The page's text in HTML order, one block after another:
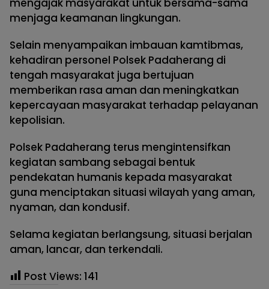
mengajak masyarakat untuk bersama-sama
menjaga keamanan lingkungan.
Selain menyampaikan imbauan kamtibmas,
kehadiran personel Polsek Padaherang di
tengah masyarakat juga bertujuan
memberikan rasa aman dan meningkatkan
kepercayaan masyarakat terhadap pelayanan
kepolisian.
Polsek Padaherang terus mengintensifkan
kegiatan sambang sebagai bentuk
pendekatan humanis kepada masyarakat
guna menciptakan situasi wilayah yang aman,
nyaman, dan kondusif.
Selama kegiatan berlangsung, situasi berjalan
aman, lancar, dan terkendali.
Post Views: 141